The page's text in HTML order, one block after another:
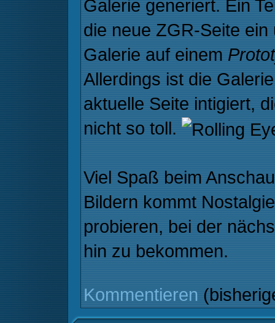
Galerie generiert. Ein
die neue ZGR-Seite
Galerie auf einem
Allerdings ist die
aktuelle Seite intigiert,
nicht so toll.
Viel Spaß beim
Bildern kommt
probieren, bei der
hin zu bekommen.
Kommentieren